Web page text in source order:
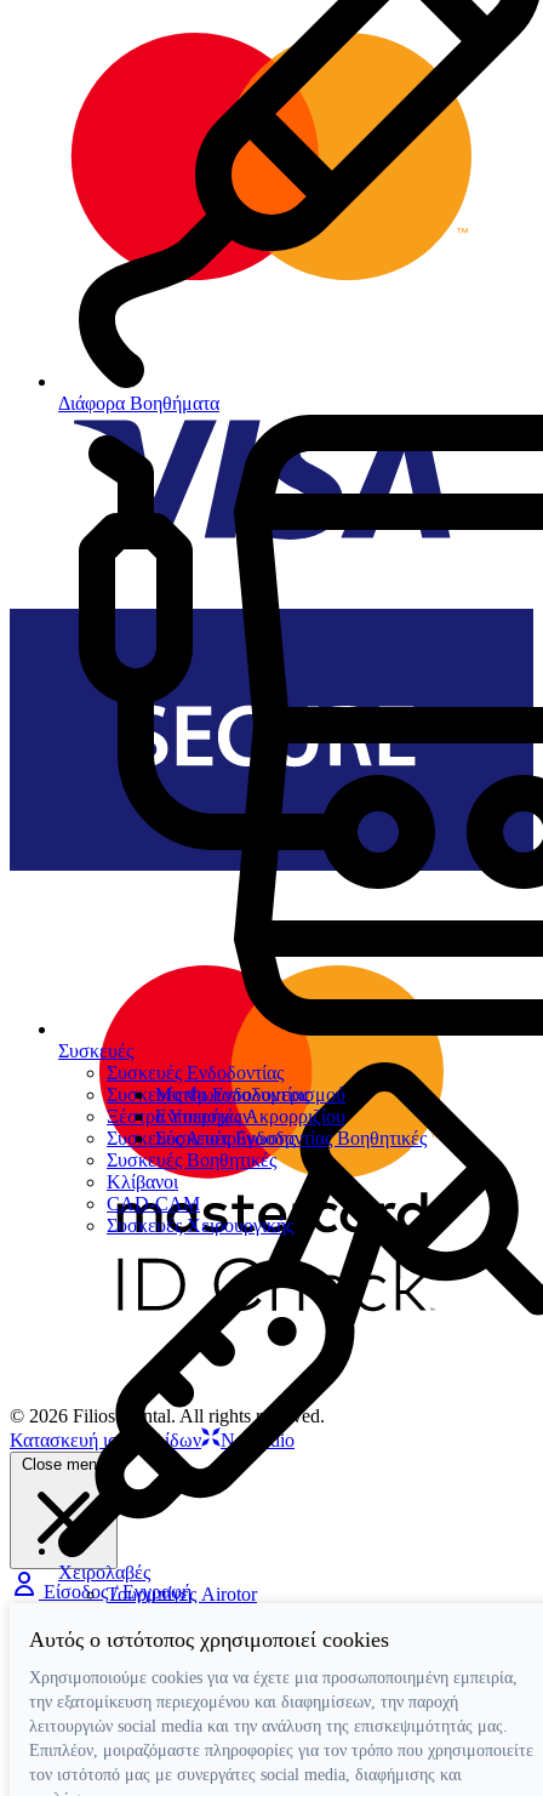
Διάφορα Βοηθήματα
Συσκευές
Συσκευές Ενδοδοντίας
Μοτέρ Ενδοδοντίας
Εντοπιστές Ακρορριζίου
Συσκευές Ενδοδοντίας Βοηθητικές
Συσκευές Φωτοπολυμερισμού
Ξέστρα Υπερήχων
Συσκευές Αποτρύγωσης
Συσκευές Βοηθητικές
Κλίβανοι
CAD-CAM
Συσκευές Χειρουργικής
Χειρολαβές
Τουρμπίνες Airotor
Γωνιακές Πολλαπλασιαστικές
Χειρουργικές Γωνιακές
Ταχυσύνδεσμοι
Micromotor Ενδοδοντίας
Λίπανση
Luftmotor-Micromotor
© 2026 Filios Dental. All rights reserved.
Κατασκευή ιστοσελίδων
Netstudio
Close menu
Είσοδος / Εγγραφή
Αυτός ο ιστότοπος χρησιμοποιεί cookies
Χρησιμοποιούμε cookies για να έχετε μια προσωποποιημένη εμπειρία,
την εξατομίκευση περιεχομένου και διαφημίσεων, την παροχή
λειτουργιών social media και την ανάλυση της επισκεψιμότητάς μας.
Επιπλέον, μοιραζόμαστε πληροφορίες για τον τρόπο που χρησιμοποιείτε
τον ιστότοπό μας με συνεργάτες social media, διαφήμισης και